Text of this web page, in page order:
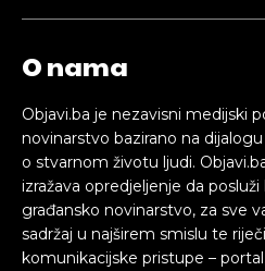
Ovim putem želimo da vam
Objavi.ba
[wpuf_form id=”7463”]
Ovim putem želimo da vam
Objavi.ba
[wpuf_form id=”7463”]
O nama
Objavi.ba je nezavisni medijski
novinarstvo bazirano na
o stvarnom životu ljudi.
izražava opredjeljenje da
građansko novinarstvo, za sve
sadržaj u najširem smislu te
komunikacijske pristupe –